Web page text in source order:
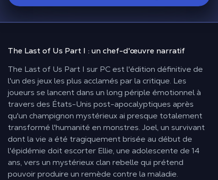
The Last of Us Part I : un chef-d'œuvre narratif
The Last of Us Part I sur PC est l'édition définitive de
l'un des jeux les plus acclamés par la critique. Les
joueurs se lancent dans un long périple émotionnel à
travers des États-Unis post-apocalyptiques après
qu'un champignon mystérieux ai presque totalement
transformé l'humanité en monstres. Joel, un survivant
dont la vie a été tragiquement brisée au début de
l'épidémie doit escorter Ellie, une adolescente de 14
ans, vers un mystérieux clan rebelle qui prétend
pouvoir produire un remède contre la maladie.